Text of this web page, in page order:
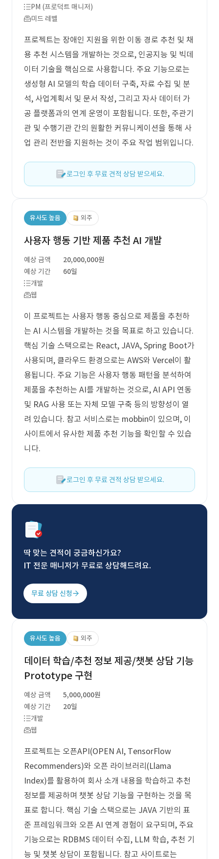
PM (프로덕트 매니저)
미드 레벨
프로젝트는 장애인 지원을 위한 이동 경로 추천 및 채
용 추천 시스템을 개발하는 것으로, 인공지능 및 빅데
이터 기술을 핵심으로 사용합니다. 주요 기능으로는
생성형 AI 모델의 학습 데이터 구축, 자료 수집 및 분
석, 사업계획서 및 문서 작성, 그리고 자사 데이터 가
공 플랫폼과의 연계 운영이 포함됩니다. 또한, 주관기
관 및 수행기관 간의 원활한 커뮤니케이션을 통해 사
업 관리 전반을 지원하는 것이 주요 작업 범위입니다.
로그인 후 무료 견적 상담 받으세요.
유사도 높음 외주
사용자 행동 기반 제품 추천 AI 개발
예상 금액
20,000,000원
예상 기간
60일
개발
웹
이 프로젝트는 사용자 행동 중심으로 제품을 추천하
는 AI 시스템을 개발하는 것을 목표로 하고 있습니다.
핵심 기술 스택으로는 React, JAVA, Spring Boot가
사용되며, 클라우드 환경으로는 AWS와 Vercel이 활
용됩니다. 주요 기능은 사용자 행동 패턴을 분석하여
제품을 추천하는 AI를 개발하는 것으로, AI API 연동
및 RAG 사용 또는 자체 모델 구축 등의 방향성이 열
려 있습니다. 참고 서비스로는 mobbin이 있으며, 이
사이트에서 유사한 제품 추천 기능을 확인할 수 있습
니다.
로그인 후 무료 견적 상담 받으세요.
딱 맞는 견적이 궁금하신가요?
IT 전문 매니저가 무료로 상담해드려요.
무료 상담 신청
유사도 높음 외주
데이터 학습/추천 정보 제공/챗봇 상담 기능
Prototype 구현
예상 금액
5,000,000원
예상 기간
20일
개발
웹
프로젝트는 오픈API(OPEN AI, TensorFlow
Recommenders)와 오픈 라이브러리(Llama
Index)를 활용하여 회사 소개 내용을 학습하고 추천
정보를 제공하며 챗봇 상담 기능을 구현하는 것을 목
표로 합니다. 핵심 기술 스택으로는 JAVA 기반의 표
준 프레임워크와 오픈 AI 연계 경험이 요구되며, 주요
기능으로는 RDBMS 데이터 수집, LLM 학습, 추천 기
능 및 챗봇 상담이 포함됩니다. 참고 사이트로는